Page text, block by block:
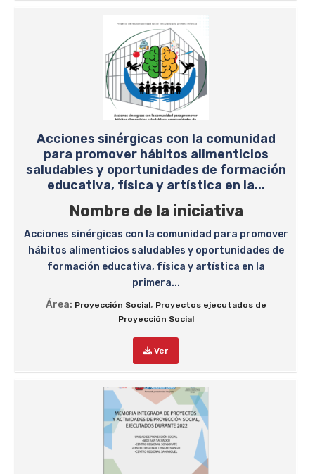
Acciones sinérgicas con la comunidad
para promover hábitos alimenticios
saludables y oportunidades de formación
educativa, física y artística en la...
Nombre de la iniciativa
Acciones sinérgicas con la comunidad para promover
hábitos alimenticios saludables y oportunidades de
formación educativa, física y artística en la
primera...
Área: Proyección Social, Proyectos ejecutados de
Proyección Social
Ver